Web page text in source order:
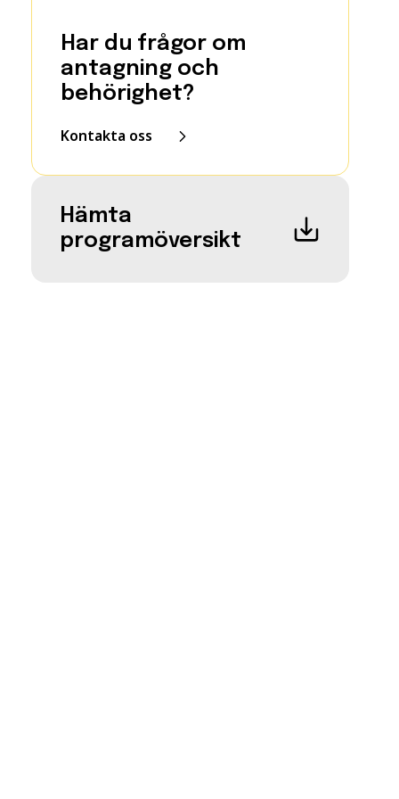
Har du frågor om
antagning och
behörighet?
Kontakta oss
Hämta
programöversikt
Close modal
Vissa
Close modal